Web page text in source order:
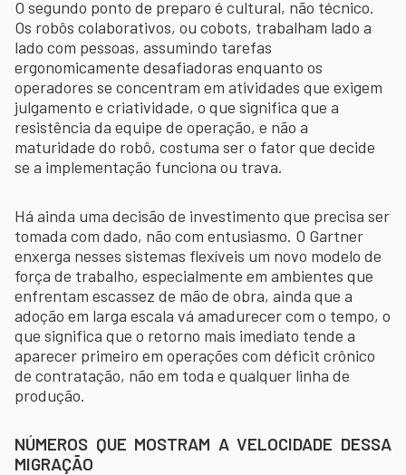
O segundo ponto de preparo é cultural, não técnico.
Os robôs colaborativos, ou cobots, trabalham lado a
lado com pessoas, assumindo tarefas
ergonomicamente desafiadoras enquanto os
operadores se concentram em atividades que exigem
julgamento e criatividade, o que significa que a
resistência da equipe de operação, e não a
maturidade do robô, costuma ser o fator que decide
se a implementação funciona ou trava.
Há ainda uma decisão de investimento que precisa ser
tomada com dado, não com entusiasmo. O Gartner
enxerga nesses sistemas flexíveis um novo modelo de
força de trabalho, especialmente em ambientes que
enfrentam escassez de mão de obra, ainda que a
adoção em larga escala vá amadurecer com o tempo, o
que significa que o retorno mais imediato tende a
aparecer primeiro em operações com déficit crônico
de contratação, não em toda e qualquer linha de
produção.
NÚMEROS QUE MOSTRAM A VELOCIDADE DESSA
MIGRAÇÃO